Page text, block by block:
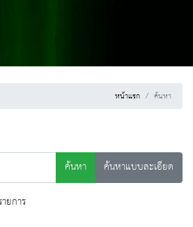
หน้าแรก ค้นหา
ค้นหา
ค้นหาแบบละเอียด
ยการ